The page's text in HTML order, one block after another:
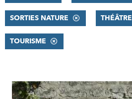
SORTIES NATURE THÉÂTRE
TOURISME
RÉSULTATS